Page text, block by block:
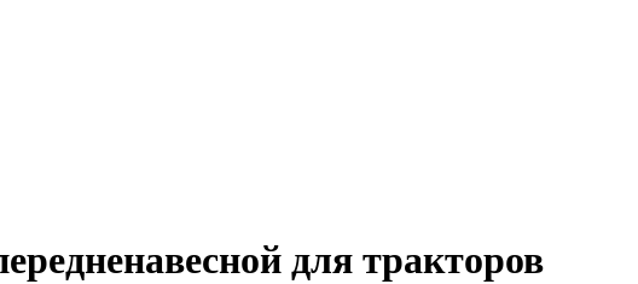
для тракторов